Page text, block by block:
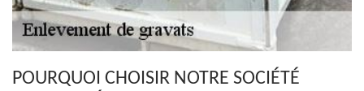
POURQUOI CHOISIR NOTRE SOCIÉTÉ